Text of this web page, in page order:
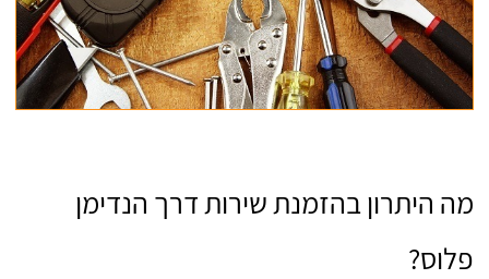
מה היתרון בהזמנת שירות דרך הנדימן
פלוס?